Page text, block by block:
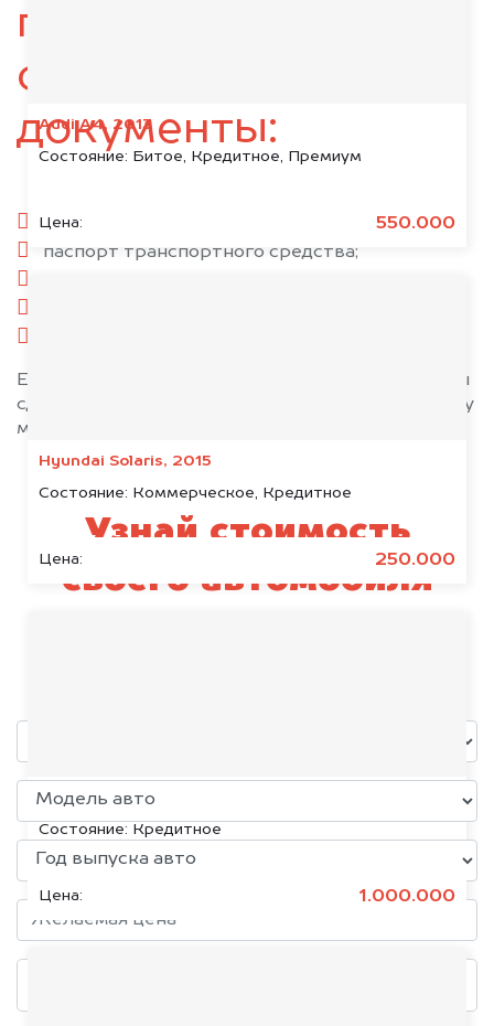
Audi A4, 2013
Состояние: Битое, Кредитное, Премиум
Цена: 550.000
Hyundai Solaris, 2015
Состояние: Коммерческое, Кредитное
Цена: 250.000
KIA K5, 2020
Состояние: Кредитное
Цена: 1.000.000
подготовьте
следующие
документы:
паспорт гражданина РФ;
паспорт транспортного средства;
Если у вас нет всех документов, то наши юристы
сделают всё возможное, чтобы оформить сделку
максимально быстро!
Узнай стоимость
своего автомобиля